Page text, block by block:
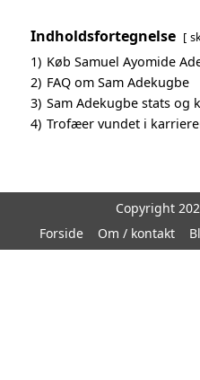
Indholdsfortegnelse
1) Køb Samuel Ayomide
2) FAQ om Sam Adekugbe
3) Sam Adekugbe stats og
4) Trofæer vundet i
Copyright
Forside
Om / kontakt